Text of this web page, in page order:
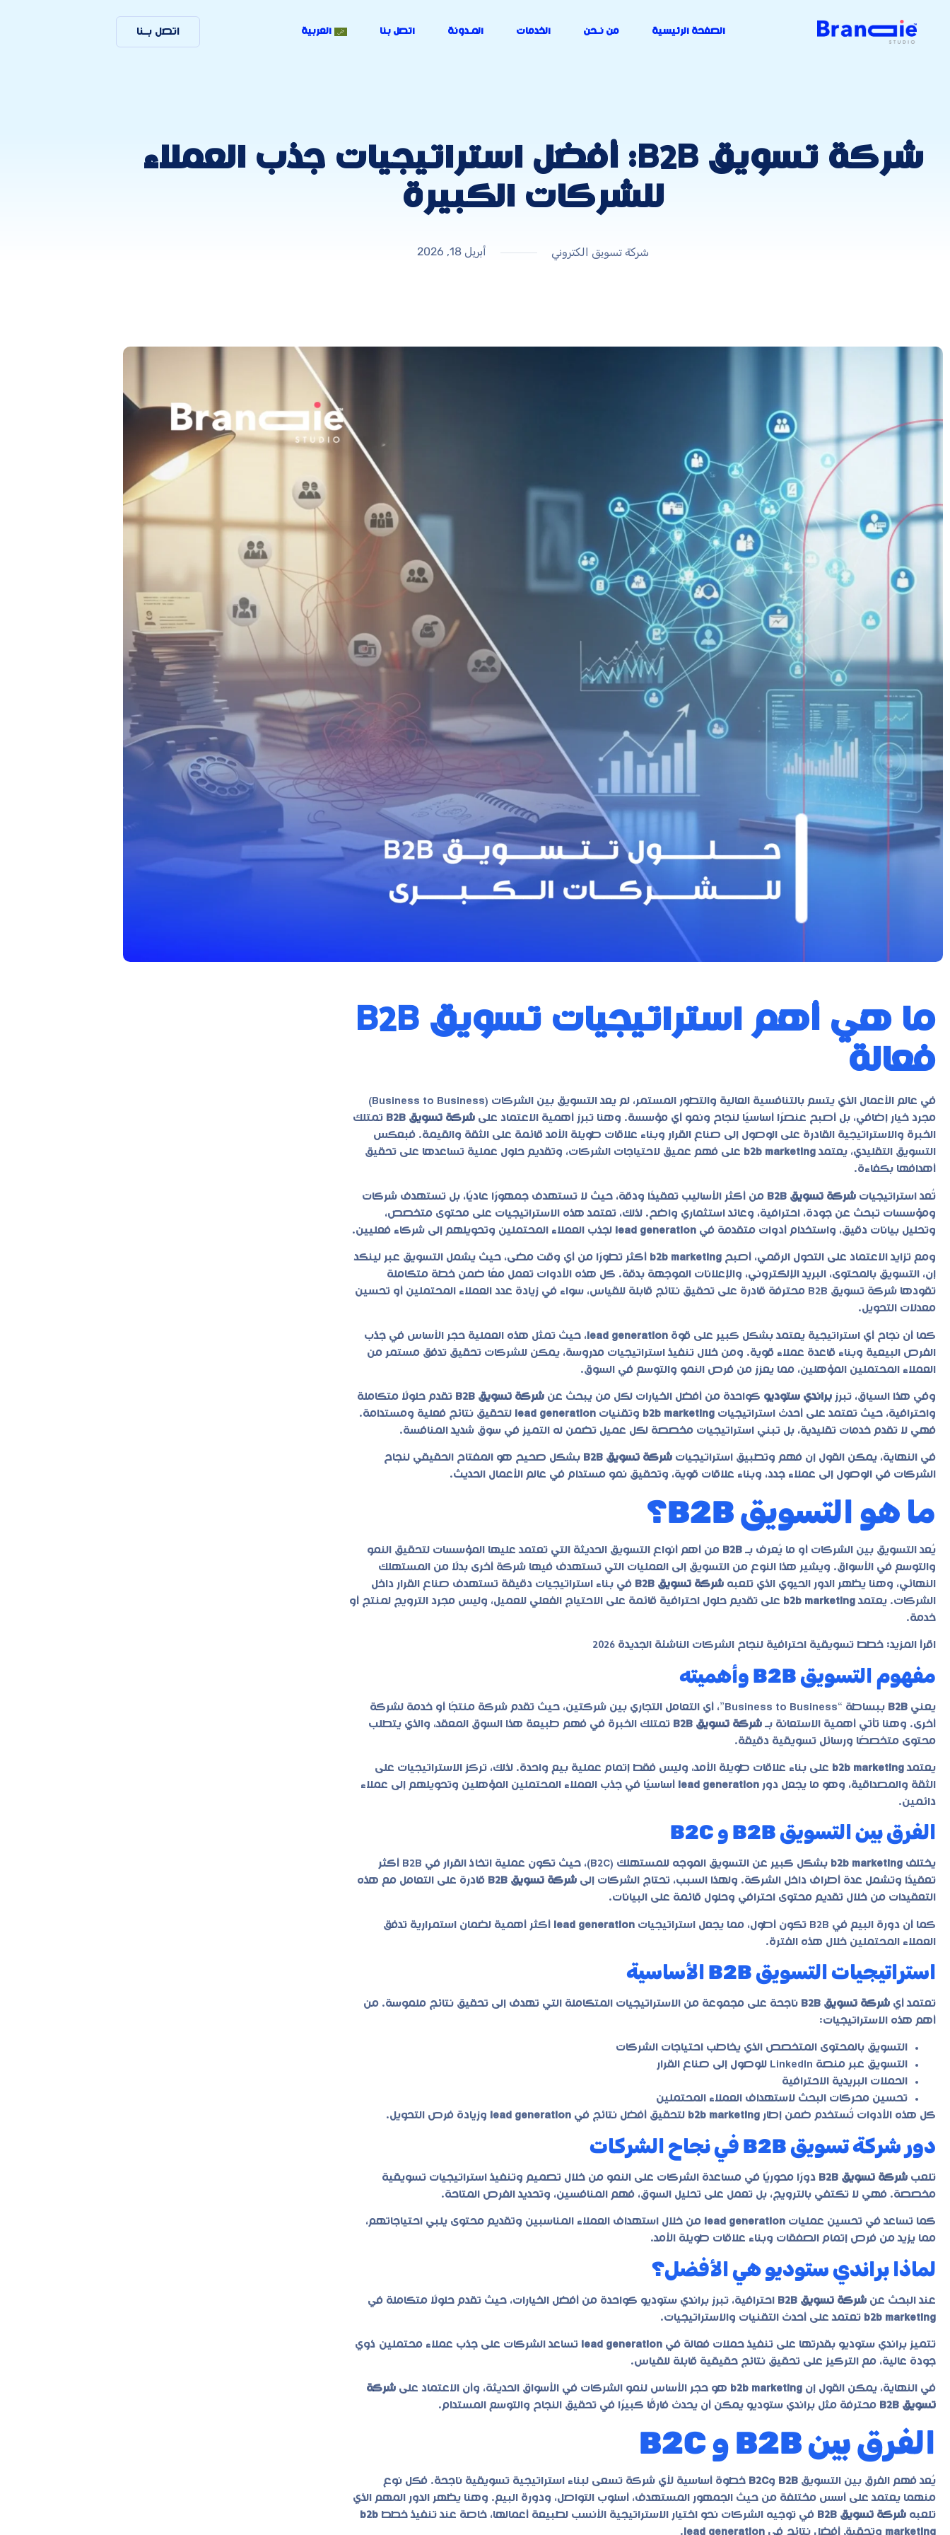
الصفحة الرئيسية من نـحن الخدمات المـدونة اتصل بنا العربية اتصل بـنا
شركة تسويق B2B: أفضل استراتيجيات جذب العملاء
للشركات الكبيرة
شركة تسويق الكتروني أبريل 18, 2026
ما هي أهم استراتيجيات تسويق B2B
فعالة
في عالم الأعمال الذي يتسم بالتنافسية العالية والتطور المستمر، لم يعد التسويق بين الشركات (Business to Business)
مجرد خيار إضافي، بل أصبح عنصرًا أساسيًا لنجاح ونمو أي مؤسسة. وهنا تبرز أهمية الاعتماد على شركة تسويق B2B
تمتلك
الخبرة والاستراتيجية القادرة على الوصول إلى صناع القرار وبناء علاقات طويلة الأمد قائمة على الثقة والقيمة. فبعكس
التسويق التقليدي، يعتمدb2b marketing على فهم عميق لاحتياجات الشركات، وتقديم حلول عملية تساعدها على تحقيق
أهدافها بكفاءة.
تُعد استراتيجيات شركة تسويق B2B
من أكثر الأساليب تعقيدًا ودقة، حيث لا تستهدف جمهورًا عاديًا، بل تستهدف شركات
ومؤسسات تبحث عن جودة، احترافية، وعائد استثماري واضح. لذلك، تعتمد هذه الاستراتيجيات على محتوى متخصص،
وتحليل بيانات دقيق، واستخدام أدوات متقدمة في lead generation لجذب العملاء المحتملين وتحويلهم إلى شركاء فعليين.
ومع تزايد الاعتماد على التحول الرقمي، أصبح b2b marketing
أكثر تطورًا من أي وقت مضى، حيث يشمل التسويق عبر لينكد
إن، التسويق بالمحتوى، البريد الإلكتروني، والإعلانات الموجهة بدقة. كل هذه الأدوات تعمل معًا ضمن خطة متكاملة
تقودها شركة تسويق B2B
محترفة قادرة على تحقيق نتائج قابلة للقياس، سواء في زيادة عدد العملاء المحتملين أو تحسين
معدلات التحويل.
كما أن نجاح أي استراتيجية يعتمد بشكل كبير على قوة lead generation، حيث تمثل هذه العملية حجر الأساس في جذب
الفرص البيعية وبناء قاعدة عملاء قوية. ومن خلال تنفيذ استراتيجيات مدروسة، يمكن للشركات تحقيق تدفق مستمر من
العملاء المحتملين المؤهلين، مما يعزز من فرص النمو والتوسع في السوق.
وفي هذا السياق، تبرز براندي ستوديو كواحدة من أفضل الخيارات لكل من يبحث عن شركة تسويق B2B
تقدم حلولًا متكاملة
واحترافية، حيث تعتمد على أحدث استراتيجيات b2b marketing وتقنيات lead generation لتحقيق نتائج فعلية ومستدامة.
فهي لا تقدم خدمات تقليدية، بل تبني استراتيجيات مخصصة لكل عميل تضمن له التميز في سوق شديد المنافسة.
في النهاية، يمكن القول إن فهم وتطبيق استراتيجيات شركة تسويق B2B
بشكل صحيح هو المفتاح الحقيقي لنجاح
الشركات في الوصول إلى عملاء جدد، وبناء علاقات قوية، وتحقيق نمو مستدام في عالم الأعمال الحديث.
ما هو التسويق B2B؟
يُعد التسويق بين الشركات أو ما يُعرف بـ B2B من أهم أنواع التسويق الحديثة التي تعتمد عليها المؤسسات لتحقيق النمو
والتوسع في الأسواق. ويشير هذا النوع من التسويق إلى العمليات التي تستهدف فيها شركة أخرى بدلًا من المستهلك
النهائي، وهنا يظهر الدور الحيوي الذي تلعبه شركة تسويق B2B
في بناء استراتيجيات دقيقة تستهدف صناع القرار داخل
الشركات. يعتمدb2b marketing على تقديم حلول احترافية قائمة على الاحتياج الفعلي للعميل، وليس مجرد الترويج لمنتج أو
خدمة.
اقرأ المزيد: خطط تسويقية احترافية لنجاح الشركات الناشئة الجديدة 2026
مفهوم التسويق B2B وأهميته
يعني B2B
ببساطة “Business to Business”، أي التعامل التجاري بين شركتين، حيث تقدم شركة منتجًا أو خدمة لشركة
أخرى. وهنا تأتي أهمية الاستعانة بـ شركة تسويق B2B
تمتلك الخبرة في فهم طبيعة هذا السوق المعقد، والذي يتطلب
محتوى متخصصًا ورسائل تسويقية دقيقة.
يعتمدb2b marketing على بناء علاقات طويلة الأمد، وليس فقط إتمام عملية بيع واحدة. لذلك، تركز الاستراتيجيات على
الثقة والمصداقية، وهو ما يجعل دور lead generation
أساسيًا في جذب العملاء المحتملين المؤهلين وتحويلهم إلى عملاء
دائمين.
الفرق بين التسويق B2B و B2C
يختلف b2b marketing
بشكل كبير عن التسويق الموجه للمستهلك (B2C)، حيث تكون عملية اتخاذ القرار في B2B أكثر
تعقيدًا وتشمل عدة أطراف داخل الشركة. ولهذا السبب، تحتاج الشركات إلى شركة تسويق B2B
قادرة على التعامل مع هذه
التعقيدات من خلال تقديم محتوى احترافي وحلول قائمة على البيانات.
كما أن دورة البيع في B2B تكون أطول، مما يجعل استراتيجيات lead generation
أكثر أهمية لضمان استمرارية تدفق
العملاء المحتملين خلال هذه الفترة.
استراتيجيات التسويق B2B الأساسية
تعتمد أي شركة تسويق B2B
ناجحة على مجموعة من الاستراتيجيات المتكاملة التي تهدف إلى تحقيق نتائج ملموسة. من
أهم هذه الاستراتيجيات:
التسويق بالمحتوى المتخصص الذي يخاطب احتياجات الشركات
التسويق عبر منصة LinkedIn للوصول إلى صناع القرار
الحملات البريدية الاحترافية
تحسين محركات البحث لاستهداف العملاء المحتملين
كل هذه الأدوات تُستخدم ضمن إطار b2b marketing لتحقيق أفضل نتائج في lead generation وزيادة فرص التحويل.
دور شركة تسويق B2B في نجاح الشركات
تلعب شركة تسويق B2B
دورًا محوريًا في مساعدة الشركات على النمو من خلال تصميم وتنفيذ استراتيجيات تسويقية
مخصصة. فهي لا تكتفي بالترويج، بل تعمل على تحليل السوق، فهم المنافسين، وتحديد الفرص المتاحة.
كما تساعد في تحسين عمليات lead generation من خلال استهداف العملاء المناسبين وتقديم محتوى يلبي احتياجاتهم،
مما يزيد من فرص إتمام الصفقات وبناء علاقات طويلة الأمد.
لماذا براندي ستوديو هي الأفضل؟
عند البحث عن شركة تسويق B2B احترافية، تبرز براندي ستوديو كواحدة من أفضل الخيارات، حيث تقدم حلولًا متكاملة في
b2b marketing تعتمد على أحدث التقنيات والاستراتيجيات.
تتميز براندي ستوديو بقدرتها على تنفيذ حملات فعالة في lead generation تساعد الشركات على جذب عملاء محتملين ذوي
جودة عالية، مع التركيز على تحقيق نتائج حقيقية قابلة للقياس.
في النهاية، يمكن القول إن b2b marketing هو حجر الأساس لنمو الشركات في الأسواق الحديثة، وأن الاعتماد على شركة
تسويق B2B
محترفة مثل براندي ستوديو يمكن أن يحدث فارقًا كبيرًا في تحقيق النجاح والتوسع المستدام.
الفرق بين B2B و B2C
يُعد فهم الفرق بين التسويق B2B وB2C خطوة أساسية لأي شركة تسعى لبناء استراتيجية تسويقية ناجحة. فكل نوع
منهما يعتمد على أسس مختلفة من حيث الجمهور المستهدف، أسلوب التواصل، ودورة البيع. وهنا يظهر الدور المهم الذي
تلعبه شركة تسويق B2B في توجيه الشركات نحو اختيار الاستراتيجية الأنسب لطبيعة أعمالها، خاصة عند تنفيذ خطط b2b
marketing وتحقيق أفضل نتائج في lead generation
.